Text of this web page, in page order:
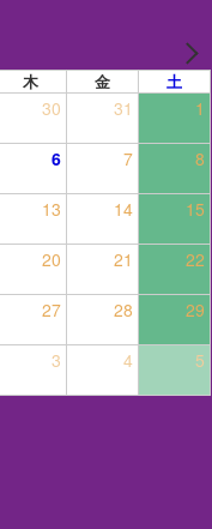
木 金 土
30 31 1
6 7 8
13 14 15
20 21 22
27 28 29
3 4 5